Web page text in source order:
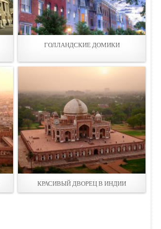
ГОЛЛАНДСКИЕ ДОМИКИ
КРАСИВЫЙ ДВОРЕЦ В ИНДИИ